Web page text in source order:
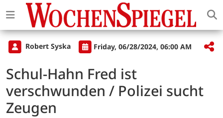
Robert Syska Friday, 06/28/2024, 06:00 AM
Schul-Hahn Fred ist
verschwunden / Polizei sucht
Zeugen